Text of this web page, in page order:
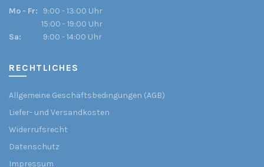
Mo - Fr:
9:00 - 13:00 Uhr
15:00 - 19:00 Uhr
Sa:
9:00 - 14:00 Uhr
RECHTLICHES
Allgemeine Geschäftsbedingungen (AGB)
Liefer- und Versandkosten
Widerrufsrecht
Datenschutz
Impressum